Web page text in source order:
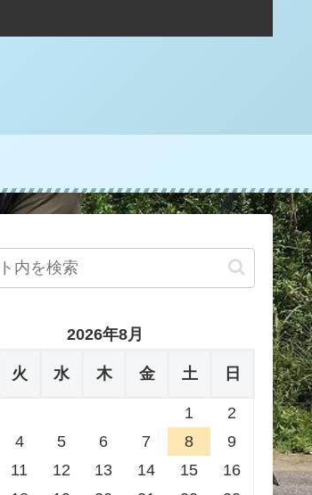
2026年8月
火 水 木 金 土 日
1
2
4 5 6 7 8
9
11 12 13 14 15
16